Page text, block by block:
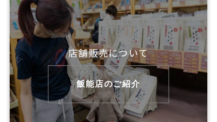
店舗販売について
飯能店のご紹介